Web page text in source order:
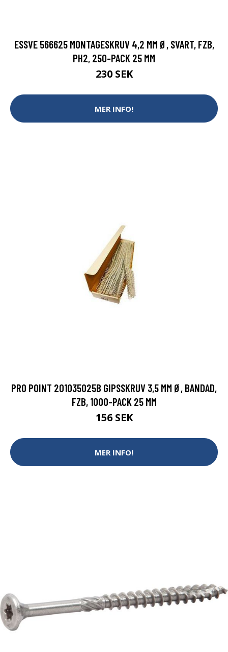
ESSVE 566625 MONTAGESKRUV 4,2 MM Ø, SVART, FZB,
PH2, 250-PACK 25 MM
230 SEK
MER INFO!
PRO POINT 201035025B GIPSSKRUV 3,5 MM Ø, BANDAD,
FZB, 1000-PACK 25 MM
156 SEK
MER INFO!